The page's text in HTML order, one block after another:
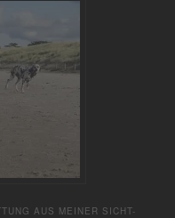
AUS MEINER SICHT-